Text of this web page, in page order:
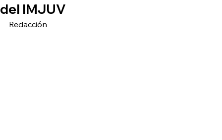
del IMJUV
Redacción